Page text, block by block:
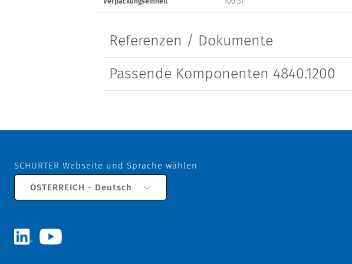
Referenzen / Dokumente
Passende Komponenten 4840.1200
SCHURTER Webseite und Sprache wählen
ÖSTERREICH - Deutsch